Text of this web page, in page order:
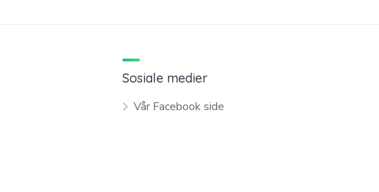
Sosiale medier
Vår Facebook side